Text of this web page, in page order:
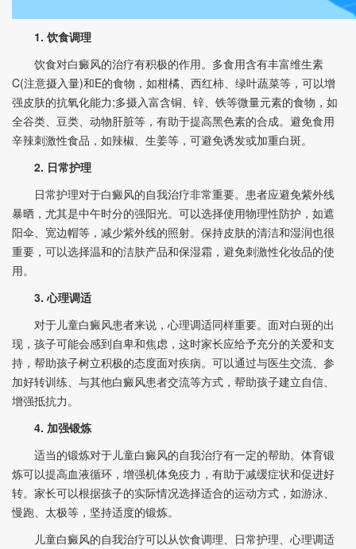
1. 饮食调理
饮食对白癜风的治疗有积极的作用。多食用含有丰富维生素
C(注意摄入量)和E的食物，如柑橘、西红柿、绿叶蔬菜等，可以增
强皮肤的抗氧化能力;多摄入富含铜、锌、铁等微量元素的食物，如
全谷类、豆类、动物肝脏等，有助于提高黑色素的合成。避免食用
辛辣刺激性食品，如辣椒、生姜等，可避免诱发或加重白斑。
2. 日常护理
日常护理对于白癜风的自我治疗非常重要。患者应避免紫外线
暴晒，尤其是中午时分的强阳光。可以选择使用物理性防护，如遮
阳伞、宽边帽等，减少紫外线的照射。保持皮肤的清洁和湿润也很
重要，可以选择温和的洁肤产品和保湿霜，避免刺激性化妆品的使
用。
3. 心理调适
对于儿童白癜风患者来说，心理调适同样重要。面对白斑的出
现，孩子可能会感到自卑和焦虑，这时家长应给予充分的关爱和支
持，帮助孩子树立积极的态度面对疾病。可以通过与医生交流、参
加好转训练、与其他白癜风患者交流等方式，帮助孩子建立自信、
增强抵抗力。
4. 加强锻炼
适当的锻炼对于儿童白癜风的自我治疗有一定的帮助。体育锻
炼可以提高血液循环，增强机体免疫力，有助于减缓症状和促进好
转。家长可以根据孩子的实际情况选择适合的运动方式，如游泳、
慢跑、太极等，坚持适度的锻炼。
儿童白癜风的自我治疗可以从饮食调理、日常护理、心理调适